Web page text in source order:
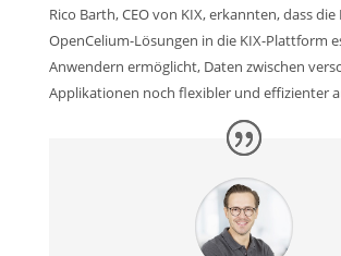
Rico Barth, CEO von KIX, erkannten, dass
OpenCelium-Lösungen in die KIX-Plattform
Anwendern ermöglicht, Daten zwischen
Applikationen noch flexibler und effizienter